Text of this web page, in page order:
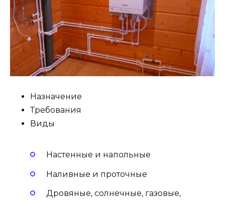
Назначение
Требования
Виды
Настенные и напольные
Наливные и проточные
Дровяные, солнечные, газовые,